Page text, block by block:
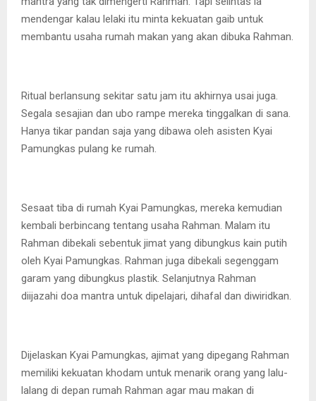
mendengar kalau lelaki itu minta kekuatan gaib untuk
membantu usaha rumah makan yang akan dibuka Rahman.
Ritual berlansung sekitar satu jam itu akhirnya usai juga.
Segala sesajian dan ubo rampe mereka tinggalkan di sana.
Hanya tikar pandan saja yang dibawa oleh asisten Kyai
Pamungkas pulang ke rumah.
Sesaat tiba di rumah Kyai Pamungkas, mereka kemudian
kembali berbincang tentang usaha Rahman. Malam itu
Rahman dibekali sebentuk jimat yang dibungkus kain putih
oleh Kyai Pamungkas. Rahman juga dibekali segenggam
garam yang dibungkus plastik. Selanjutnya Rahman
diijazahi doa mantra untuk dipelajari, dihafal dan diwiridkan.
Dijelaskan Kyai Pamungkas, ajimat yang dipegang Rahman
memiliki kekuatan khodam untuk menarik orang yang lalu-
lalang di depan rumah Rahman agar mau makan di